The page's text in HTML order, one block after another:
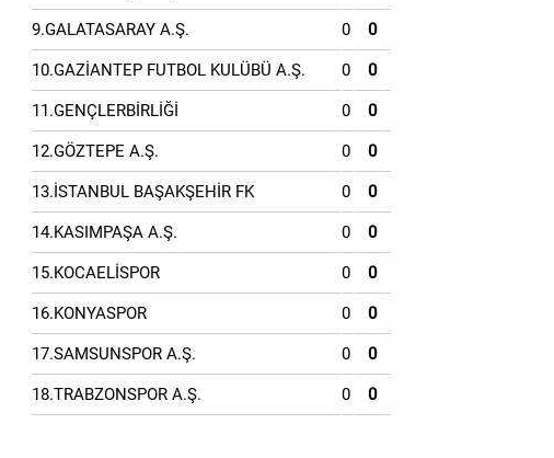
9.GALATASARAY A.Ş. 0 0
10.GAZİANTEP FUTBOL KULÜBÜ A.Ş. 0 0
11.GENÇLERBİRLİĞİ 0 0
12.GÖZTEPE A.Ş. 0 0
13.İSTANBUL BAŞAKŞEHİR FK 0 0
14.KASIMPAŞA A.Ş. 0 0
15.KOCAELİSPOR 0 0
16.KONYASPOR 0 0
17.SAMSUNSPOR A.Ş. 0 0
18.TRABZONSPOR A.Ş. 0 0